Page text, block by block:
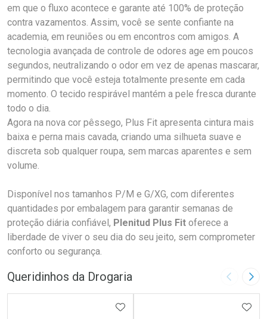
em que o fluxo acontece e garante até 100% de proteção
contra vazamentos. Assim, você se sente confiante na
academia, em reuniões ou em encontros com amigos. A
tecnologia avançada de controle de odores age em poucos
segundos, neutralizando o odor em vez de apenas mascarar,
permitindo que você esteja totalmente presente em cada
momento. O tecido respirável mantém a pele fresca durante
todo o dia.
Agora na nova cor pêssego, Plus Fit apresenta cintura mais
baixa e perna mais cavada, criando uma silhueta suave e
discreta sob qualquer roupa, sem marcas aparentes e sem
volume.
Disponível nos tamanhos P/M e G/XG, com diferentes
quantidades por embalagem para garantir semanas de
proteção diária confiável, Plenitud Plus Fit oferece a
liberdade de viver o seu dia do seu jeito, sem comprometer
conforto ou segurança.
Queridinhos da Drogaria Imagem
ADICIONAR AOS FAVORITOS